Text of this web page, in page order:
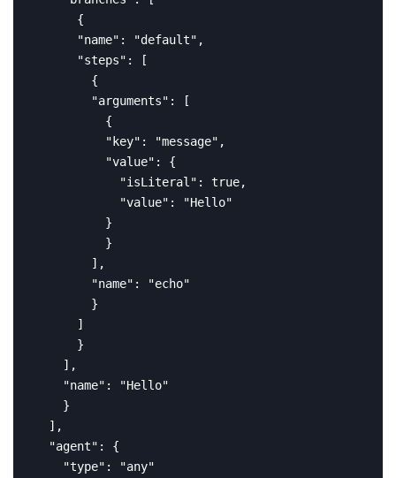
      {
      "name": "default",
      "steps": [
        {
        "arguments": [
          {
          "key": "message",
          "value": {
            "isLiteral": true,
            "value": "Hello"
          }
          }
        ],
        "name": "echo"
        }
      ]
      }
    ],
    "name": "Hello"
    }
  ],
  "agent": {
    "type": "any"